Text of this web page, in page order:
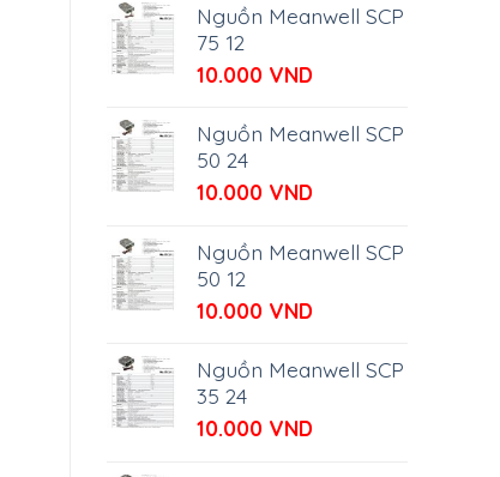
Nguồn Meanwell SCP
75 12
10.000 VND
Nguồn Meanwell SCP
50 24
10.000 VND
Nguồn Meanwell SCP
50 12
10.000 VND
Nguồn Meanwell SCP
35 24
10.000 VND